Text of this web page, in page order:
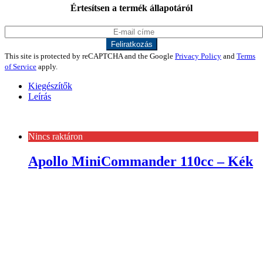
Értesítsen a termék állapotáról
This site is protected by reCAPTCHA and the Google Privacy Policy and Terms
of Service apply.
Kiegészítők
Leírás
Nincs raktáron
Apollo MiniCommander 110cc – Kék